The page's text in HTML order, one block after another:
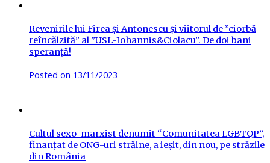
Revenirile lui Firea și Antonescu și viitorul de ”ciorbă
reîncălzită” al ”USL-Iohannis&Ciolacu”. De doi bani
speranță!
Posted on 13/11/2023
Cultul sexo-marxist denumit “Comunitatea LGBTQP”,
finanțat de ONG-uri străine, a ieșit, din nou, pe străzile
din România